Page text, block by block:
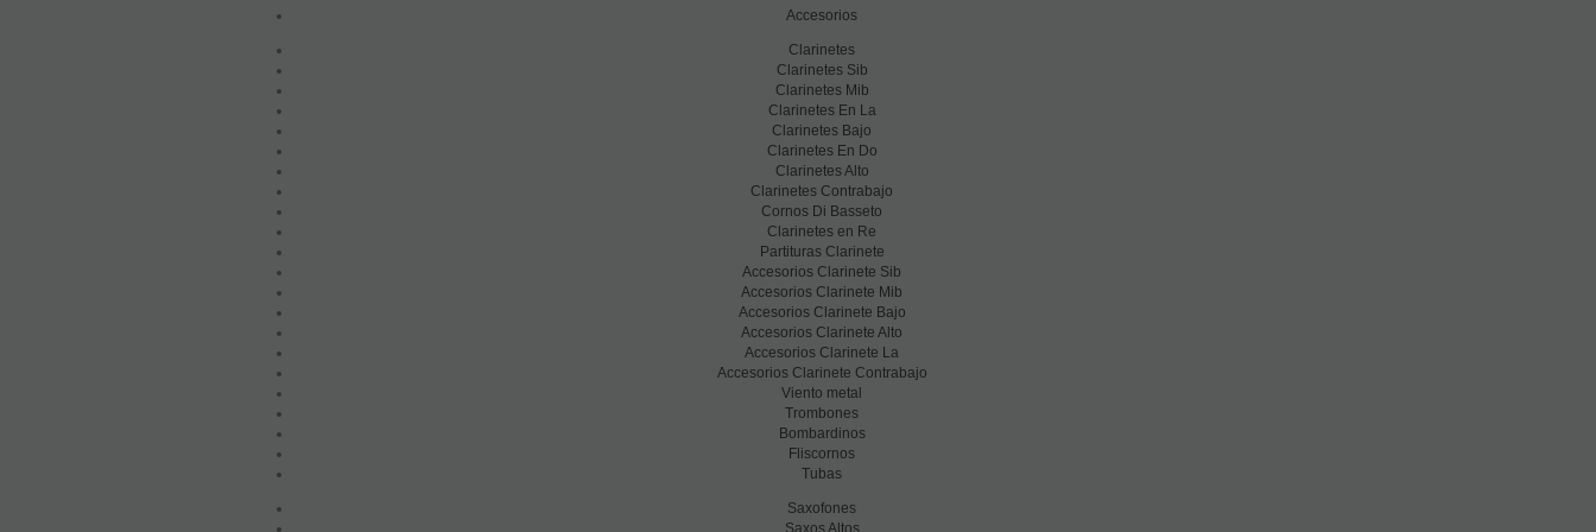
Accesorios
Clarinetes
Clarinetes Sib
Clarinetes Mib
Clarinetes En La
Clarinetes Bajo
Clarinetes En Do
Clarinetes Alto
Clarinetes Contrabajo
Cornos Di Basseto
Clarinetes en Re
Partituras Clarinete
Accesorios Clarinete Sib
Accesorios Clarinete Mib
Accesorios Clarinete Bajo
Accesorios Clarinete Alto
Accesorios Clarinete La
Accesorios Clarinete Contrabajo
Viento metal
Trombones
Bombardinos
Fliscornos
Tubas
Saxofones
Saxos Altos